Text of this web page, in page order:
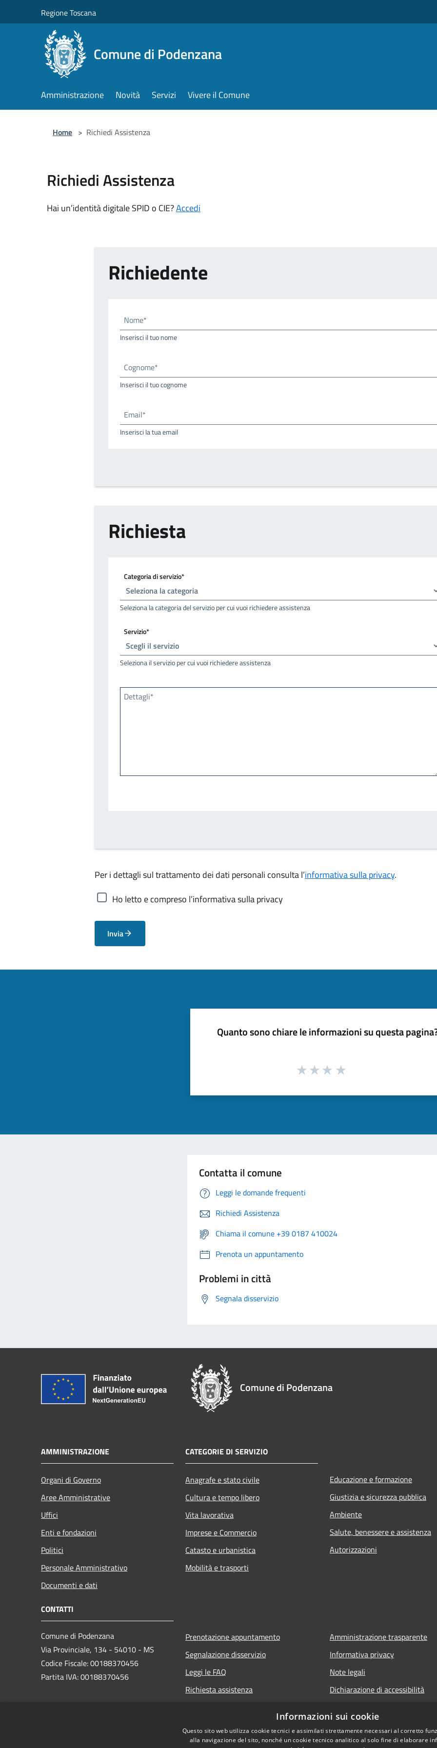
Regione Toscana
Comune di Podenzana
Amministrazione Novità Servizi Vivere il Comune
Home > Richiedi Assistenza
Richiedi Assistenza
Hai un’identità digitale SPID o CIE?Accedi
Richiedente
Nome*
Inserisci il tuo nome
Cognome*
Inserisci il tuo cognome
Email*
Inserisci la tua email
Richiesta
Categoria di servizio*
Seleziona la categoria del servizio per cui vuoi richiedere assistenza
Servizio*
Seleziona il servizio per cui vuoi richiedere assistenza
Dettagli*
Per i dettagli sul trattamento dei dati personali consulta l’informativa sulla privacy.
Ho letto e compreso l’informativa sulla privacy
Invia
Quanto sono chiare le informazioni su questa
Contatta il comune
Leggi le domande frequenti
Richiedi Assistenza
Chiama il comune +39 0187 410024
Prenota un appuntamento
Problemi in città
Segnala disservizio
Comune di Podenzana
AMMINISTRAZIONE
Organi di Governo
Aree Amministrative
Uffici
Enti e fondazioni
Politici
Personale Amministrativo
Documenti e dati
CATEGORIE DI SERVIZIO
Anagrafe e stato civile
Cultura e tempo libero
Vita lavorativa
Imprese e Commercio
Catasto e urbanistica
Mobilità e trasporti
Educazione e formazione
Giustizia e sicurezza pubblica
Ambiente
Salute, benessere e assistenza
Autorizzazioni
CONTATTI
Comune di Podenzana
Via Provinciale, 134 - 54010 - MS
Codice Fiscale: 00188370456
Partita IVA: 00188370456
Prenotazione appuntamento
Segnalazione disservizio
Leggi le FAQ
Richiesta assistenza
Amministrazione trasparente
Informativa privacy
Note legali
Dichiarazione di accessibilità
Informazioni sui cookie
Questo sito web utilizza cookie tecnici e assimilati strettamente necessari al corretto
alla navigazione del sito, nonché un cookie tecnico analitico al solo fine di elaborare